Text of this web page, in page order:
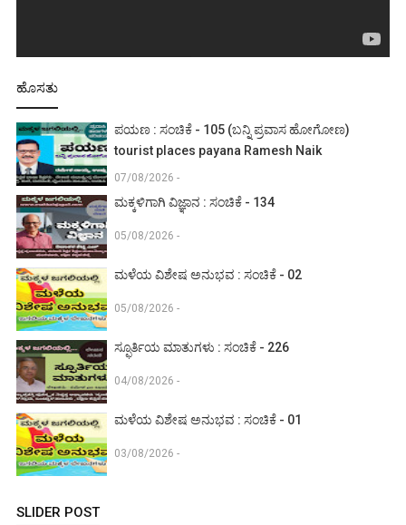
ಹೊಸತು
ಪಯಣ : ಸಂಚಿಕೆ - 105 (ಬನ್ನಿ ಪ್ರವಾಸ ಹೋಗೋಣ)
tourist places payana Ramesh Naik
07/08/2026 -
ಮಕ್ಕಳಿಗಾಗಿ ವಿಜ್ಞಾನ : ಸಂಚಿಕೆ - 134
05/08/2026 -
ಮಳೆಯ ವಿಶೇಷ ಅನುಭವ : ಸಂಚಿಕೆ - 02
05/08/2026 -
ಸ್ಫೂರ್ತಿಯ ಮಾತುಗಳು : ಸಂಚಿಕೆ - 226
04/08/2026 -
ಮಳೆಯ ವಿಶೇಷ ಅನುಭವ : ಸಂಚಿಕೆ - 01
03/08/2026 -
SLIDER POST